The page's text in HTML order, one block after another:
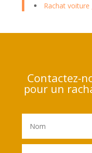
Rachat voiture
Contactez-
pour un